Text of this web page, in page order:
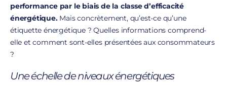
performance par le biais de la classe d’efficacité
énergétique.Mais concrètement, qu’est-ce qu’une
étiquette énergétique ? Quelles informations comprend-
elle et comment sont-elles présentées aux consommateurs
?
Une échelle de niveaux énergétiques